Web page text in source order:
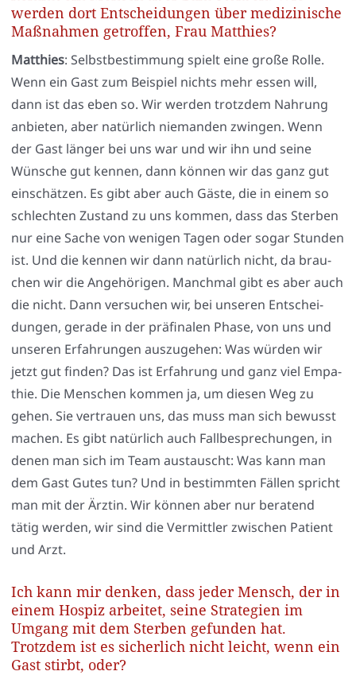
werden dort Entscheidungen über medizinische
Maßnahmen getroffen, Frau Matthies?
Mat­thies: Selbst­be­stim­mung spielt eine gro­ße Rol­le.
Wenn ein Gast zum Bei­spiel nichts mehr essen will,
dann ist das eben so. Wir wer­den trotz­dem Nah­rung
anbie­ten, aber natür­lich nie­man­den zwin­gen. Wenn
der Gast län­ger bei uns war und wir ihn und sei­ne
Wün­sche gut ken­nen, dann kön­nen wir das ganz gut
ein­schät­zen. Es gibt aber auch Gäs­te, die in einem so
schlech­ten Zustand zu uns kom­men, dass das Ster­ben
nur eine Sache von weni­gen Tagen oder sogar Stun­den
ist. Und die ken­nen wir dann natür­lich nicht, da brau­
chen wir die Ange­hö­ri­gen. Manch­mal gibt es aber auch
die nicht. Dann ver­su­chen wir, bei unse­ren Ent­schei­
dun­gen, gera­de in der prä­fi­na­len Pha­se, von uns und
unse­ren Erfah­run­gen aus­zu­ge­hen: Was wür­den wir
jetzt gut fin­den? Das ist Erfah­rung und ganz viel Empa­
thie. Die Men­schen kom­men ja, um die­sen Weg zu
gehen. Sie ver­trau­en uns, das muss man sich bewusst
machen. Es gibt natür­lich auch Fall­be­spre­chun­gen, in
denen man sich im Team aus­tauscht: Was kann man
dem Gast Gutes tun? Und in bestimm­ten Fäl­len spricht
man mit der Ärz­tin. Wir kön­nen aber nur bera­tend
tätig wer­den, wir sind die Ver­mitt­ler zwi­schen Pati­ent
und Arzt.
Ich kann mir denken, dass jeder Mensch, der in
einem Hospiz arbeitet, seine Strategien im
Umgang mit dem Sterben gefunden hat.
Trotzdem ist es sicherlich nicht leicht, wenn ein
Gast stirbt, oder?